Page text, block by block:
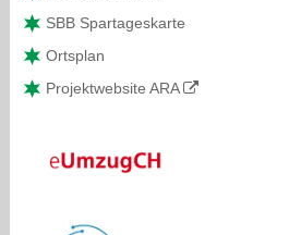
SBB Spartageskarte
Ortsplan
Projektwebsite ARA